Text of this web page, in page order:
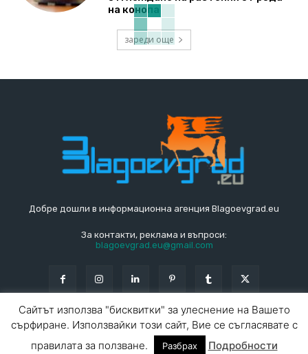
на конопа
зареди още
Добре дошли в информационна агенция Blagoevgrad.eu
За контакти, реклама и въпроси:
blagoevgrad.eu@gmail.com
Общи условия
Сайтът използва "бисквитки" за улеснение на Вашето
сърфиране. Използвайки този сайт, Вие се съгласявате с
правилата за ползване.
Разбрах Подробности